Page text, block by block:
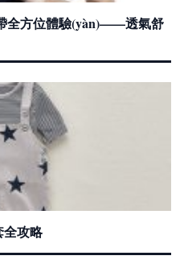
全方位體驗(yàn)——透氣舒
全攻略